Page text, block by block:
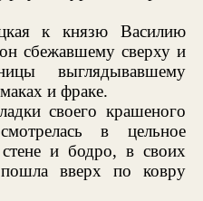
к князю Василию
сбежавшему сверху и
выглядывавшему
и фраке.
своего крашеного
в цельное
стене и бодро, в своих
вверх по ковру